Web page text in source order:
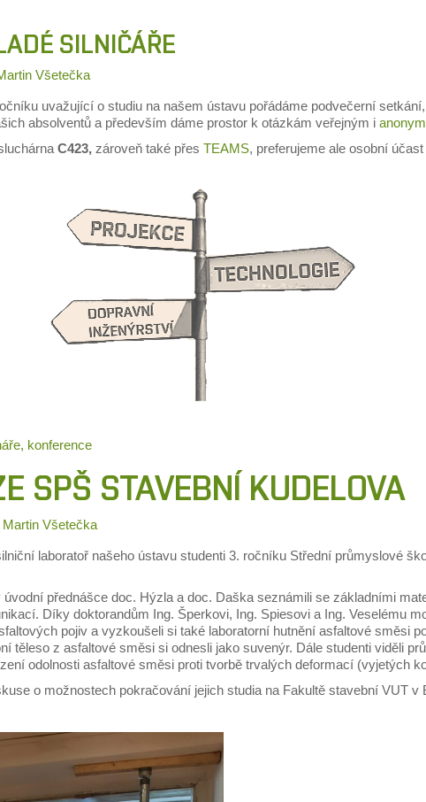
SILNIČÁŘE
Všetečka
uvažující o studiu na našem ústavu pořádáme podvečerní
absolventů a především dáme prostor k otázkám veřejným i
C423, zároveň také přes TEAMS, preferujeme ale osobní účast
konference
SPŠ STAVEBNÍ KUDELOVA
Martin Všetečka
laboratoř našeho ústavu studenti 3. ročníku Střední průmyslové
přednášce doc. Hýzla a doc. Daška seznámili se základními
Díky doktorandům Ing. Šperkovi, Ing. Spiesovi a Ing. Veselému
pojiv a vyzkoušeli si také laboratorní hutnění asfaltové směsi
těleso z asfaltové směsi si odnesli jako suvenýr. Dále studenti viděli
odolnosti asfaltové směsi proti tvorbě trvalých deformací (vyjetých
o možnostech pokračování jejich studia na Fakultě stavební VUT v